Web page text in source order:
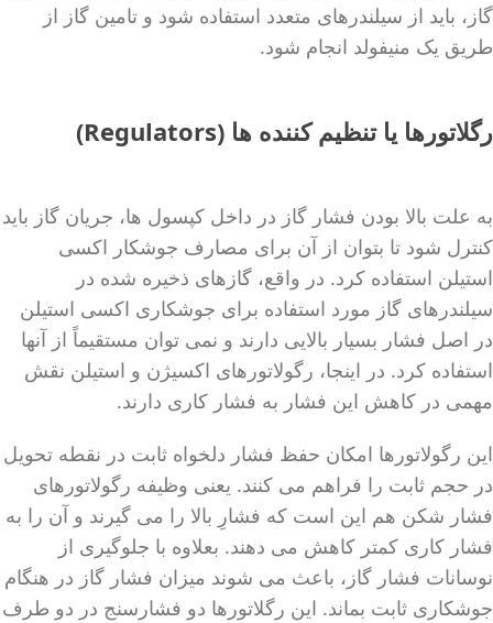
گاز، باید از سیلندرهای متعدد استفاده شود و تامین گاز از
طریق یک منیفولد انجام شود.
رگلاتورها یا تنظیم کننده ها (Regulators)
به علت بالا بودن فشار گاز در داخل کپسول ها، جریان گاز باید
کنترل شود تا بتوان از آن برای مصارف جوشکار اکسی
استیلن استفاده کرد. در واقع، گازهای ذخیره شده در
سیلندرهای گاز مورد استفاده برای جوشکاری اکسی استیلن
در اصل فشار بسیار بالایی دارند و نمی توان مستقیماً از آنها
استفاده کرد. در اینجا، رگولاتورهای اکسیژن و استیلن نقش
مهمی در کاهش این فشار به فشار کاری دارند.
این رگولاتورها امکان حفظ فشار دلخواه ثابت در نقطه تحویل
در حجم ثابت را فراهم می کنند. یعنی وظیفه رگولاتورهای
فشار شکن هم این است که فشارِ بالا را می گیرند و آن را به
فشار کاری کمتر کاهش می دهند. بعلاوه با جلوگیری از
نوسانات فشار گاز، باعث می شوند میزان فشار گاز در هنگام
جوشکاری ثابت بماند. این رگلاتورها دو فشارسنج در دو طرف